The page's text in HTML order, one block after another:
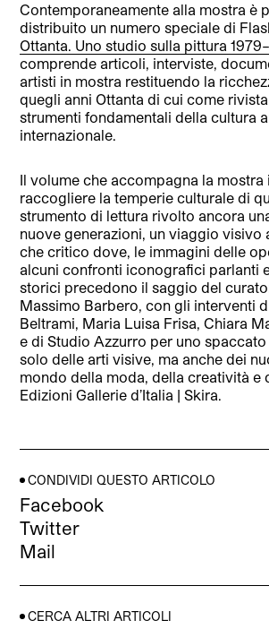
Contemporaneamente alla mostra è
distribuito un numero speciale di
Ottanta. Uno studio sulla pittura
comprende articoli, interviste,
artisti in mostra restituendo la
quegli anni Ottanta di cui come
strumenti fondamentali della cultura
internazionale.
Il volume che accompagna la mostra
raccogliere la temperie culturale di
strumento di lettura rivolto ancora
nuove generazioni, un viaggio visivo
che critico dove, le immagini delle
alcuni confronti iconografici parlanti
storici precedono il saggio del
Massimo Barbero, con gli interventi
Beltrami, Maria Luisa Frisa, Chiara
e di Studio Azzurro per uno
solo delle arti visive, ma anche dei
mondo della moda, della creatività e
Edizioni Gallerie d’Italia | Skira.
CONDIVIDI QUESTO ARTICOLO
Facebook
Twitter
Mail
CERCA ALTRI ARTICOLI